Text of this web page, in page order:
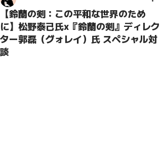
【鈴蘭の剣：この平和な世界のため
に】松野泰己氏x『鈴蘭の剣』ディレク
ター郭磊（グォレイ）氏 スペシャル対
談